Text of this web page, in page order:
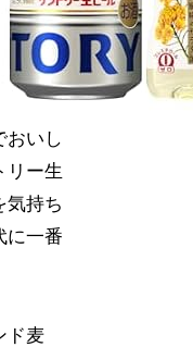
おいし
リー生
気持ち
に一番
ド麦